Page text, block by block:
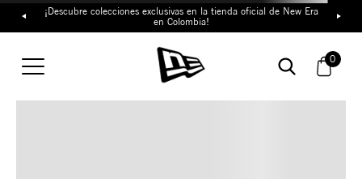
¡Descubre colecciones exclusivas en la tienda oficial de New Era
en Colombia!
0
TAMBIÉN TE PUEDE
INTERESAR